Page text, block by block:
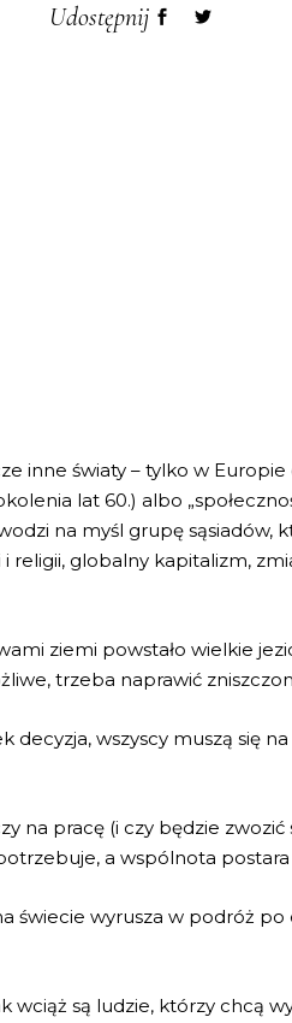
Udostępnij
inne światy – tylko w
lat 60.) albo
na myśl grupę sąsiadów,
globalny kapitalizm,
ziemi powstało wielkie
trzeba naprawić
decyzja, wszyscy muszą się
pracę (i czy będzie zwozić
a wspólnota
świecie wyrusza w podróż po
wciąż są ludzie, którzy chcą